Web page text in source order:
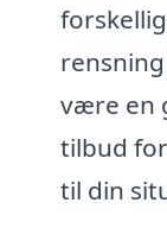
være en
tilbud
til din